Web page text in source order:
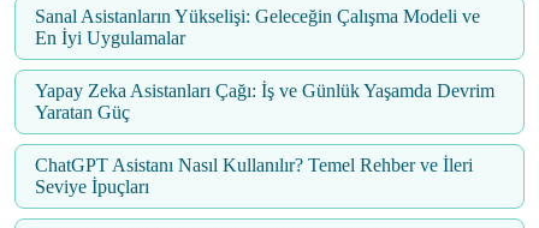
Sanal Asistanların Yükselişi: Geleceğin Çalışma Modeli ve
En İyi Uygulamalar
Yapay Zeka Asistanları Çağı: İş ve Günlük Yaşamda Devrim
Yaratan Güç
ChatGPT Asistanı Nasıl Kullanılır? Temel Rehber ve İleri
Seviye İpuçları